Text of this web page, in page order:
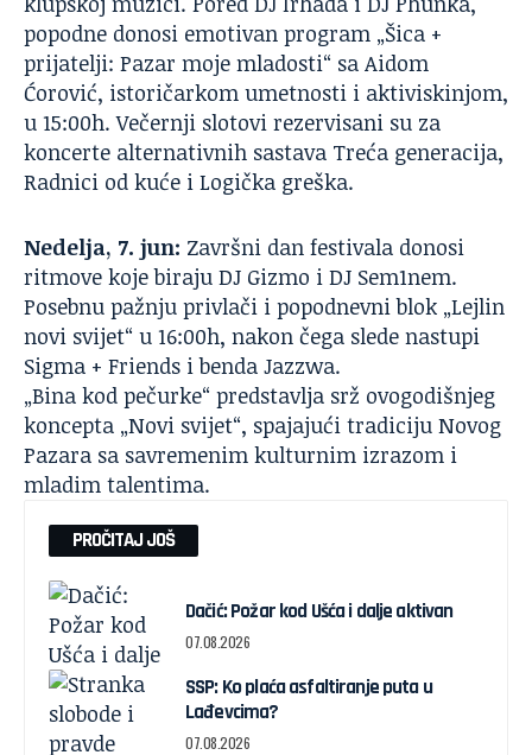
popodne donosi emotivan program „Šica +
prijatelji: Pazar moje mladosti“ sa Aidom
Ćorović, istoričarkom umetnosti i aktiviskinjom,
u 15:00h. Večernji slotovi rezervisani su za
koncerte alternativnih sastava Treća generacija,
Radnici od kuće i Logička greška.
Nedelja, 7. jun: Završni dan festivala donosi
ritmove koje biraju DJ Gizmo i DJ Sem1nem.
Posebnu pažnju privlači i popodnevni blok „Lejlin
novi svijet“ u 16:00h, nakon čega slede nastupi
Sigma + Friends i benda Jazzwa.
„Bina kod pečurke“ predstavlja srž ovogodišnjeg
koncepta „Novi svijet“, spajajući tradiciju Novog
Pazara sa savremenim kulturnim izrazom i
mladim talentima.
PROČITAJ JOŠ
Dačić: Požar kod Ušća i dalje aktivan
07.08.2026
SSP: Ko plaća asfaltiranje puta u
Lađevcima?
07.08.2026